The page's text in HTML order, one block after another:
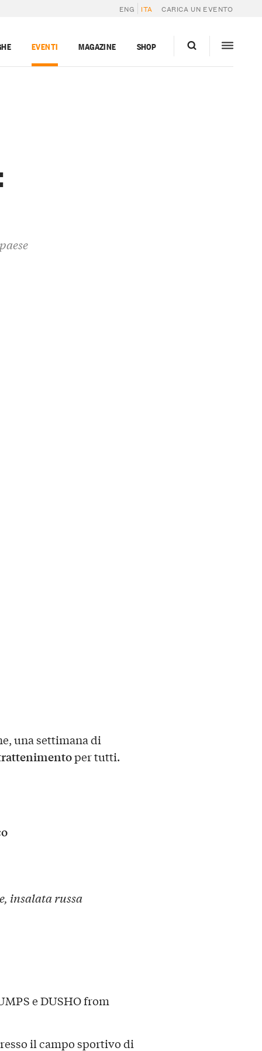
ENG ITA CARICA UN EVENTO
EVENTI MAGAZINE SHOP
una settimana di
per tutti.
insalata russa
e DUSHO from
il campo sportivo di